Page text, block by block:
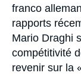
franco
rapports
Mario Draghi
compétitivité
revenir sur la